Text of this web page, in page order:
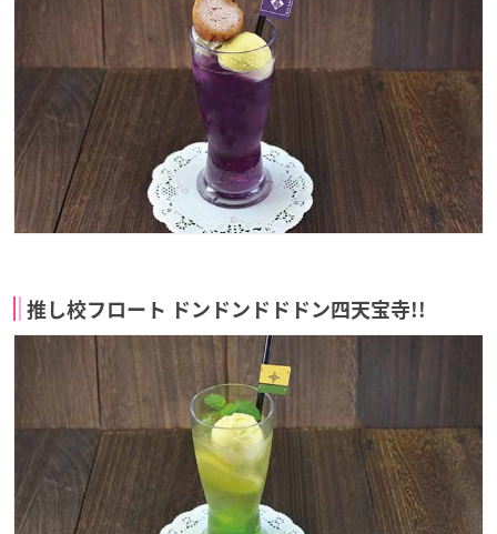
推し校フロート ドンドンドドドン四天宝寺!!